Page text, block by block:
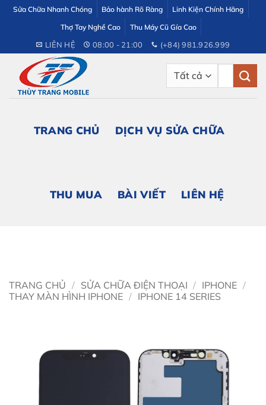
dung
Sửa Chữa Nhanh Chóng Bảo hành Rõ Ràng
Linh Kiện Chính Hãng
Thợ Tay Nghề Cao
Thu Máy Cũ Gía Cao
LIÊN HỆ 08:00 - 21:00 (+84) 981.926.999
TRANG CHỦ DỊCH VỤ SỬA CHỮA
THU MUA BÀI VIẾT LIÊN HỆ
TRANG CHỦ / SỬA CHỮA ĐIỆN THOẠI / IPHONE /
THAY MÀN HÌNH IPHONE / IPHONE 14 SERIES